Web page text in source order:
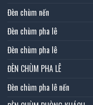
Đèn chùm nến
Đèn chùm pha lê
Đèn chùm pha lê
ĐÈN CHÙM PHA LÊ
Đèn chùm pha lê nến